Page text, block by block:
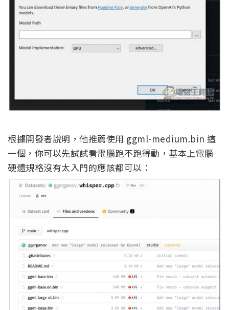
根據開發者說明，他推薦使用 ggml-medium.bin 這
一個，你可以先試試看電腦跑不跑得動，基本上電腦
硬體規格沒有太入門的應該都可以：